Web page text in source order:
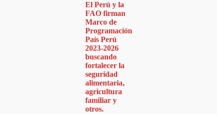
El Perú y la
FAO firman
Marco de
Programación
País Perú
2023-2026
buscando
fortalecer la
seguridad
alimentaria,
agricultura
familiar y
otros.